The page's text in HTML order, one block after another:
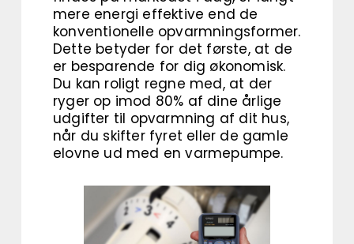
mere energi effektive end de
konventionelle opvarmningsformer.
Dette betyder for det første, at de
er besparende for dig økonomisk.
Du kan roligt regne med, at der
ryger op imod 80% af dine årlige
udgifter til opvarmning af dit hus,
når du skifter fyret eller de gamle
elovne ud med en varmepumpe.